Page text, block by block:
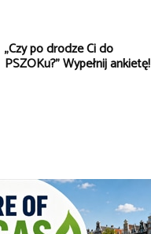
„Czy po drodze Ci do
PSZOKu?” Wypełnij ankietę!